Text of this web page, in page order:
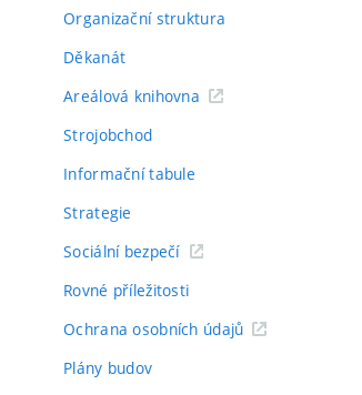
Organizační struktura
Děkanát
Areálová knihovna
Strojobchod
Informační tabule
Strategie
Sociální bezpečí
Rovné příležitosti
Ochrana osobních údajů
Plány budov